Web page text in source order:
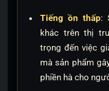
Tiếng ồn thấp:
khác trên thị
trọng đến việc
mà sản phẩm
phiền hà cho